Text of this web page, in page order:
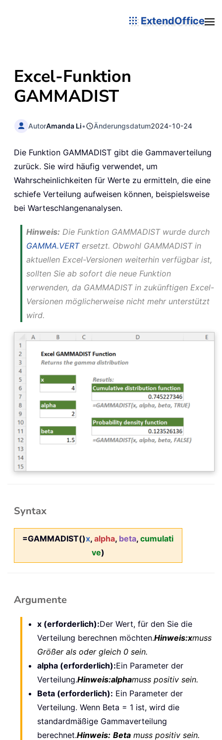
ExtendOffice
Excel-Funktion
GAMMADIST
AutorAmanda Li• Änderungsdatum2024-10-24
Die Funktion GAMMADIST gibt die Gammaverteilung
zurück. Sie wird häufig verwendet, um
Wahrscheinlichkeiten für Werte zu ermitteln, die eine
schiefe Verteilung aufweisen können, beispielsweise
bei Warteschlangenanalysen.
Hinweis: Die Funktion GAMMADIST wurde durch
GAMMA.VERTersetzt. Obwohl GAMMADIST in
aktuellen Excel-Versionen weiterhin verfügbar ist,
sollten Sie ab sofort die neue Funktion
verwenden, da GAMMADIST in zukünftigen Excel-
Versionen möglicherweise nicht mehr unterstützt
wird.
Syntax
=GAMMADIST()x,alpha, beta,cumulati
ve)
Argumente
x (erforderlich):Der Wert, für den Sie die
Verteilung berechnen möchten.Hinweis:xmuss
Größer als oder gleich 0 sein.
alpha (erforderlich):Ein Parameter der
Verteilung.Hinweis:alphamuss positiv sein.
Beta (erforderlich): Ein Parameter der
Verteilung. Wenn Beta = 1 ist, wird die
standardmäßige Gammaverteilung
berechnet.Hinweis: Beta muss positiv sein.